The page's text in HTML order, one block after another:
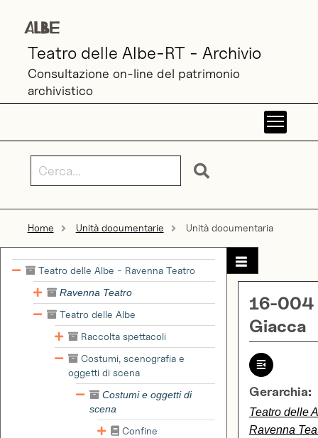
Teatro delle Albe-RT - Archivio
Consultazione on-line del patrimonio
archivistico
Home Unità documentarie Unità documentaria
Teatro delle Albe - Ravenna Teatro
Ravenna Teatro
Teatro delle Albe
Raccolta spettacoli
Costumi, scenografia e
oggetti di scena
Costumi e oggetti di
scena
Confine
16-004
Giacca
Gerarchia:
Teatro delle
Ravenna